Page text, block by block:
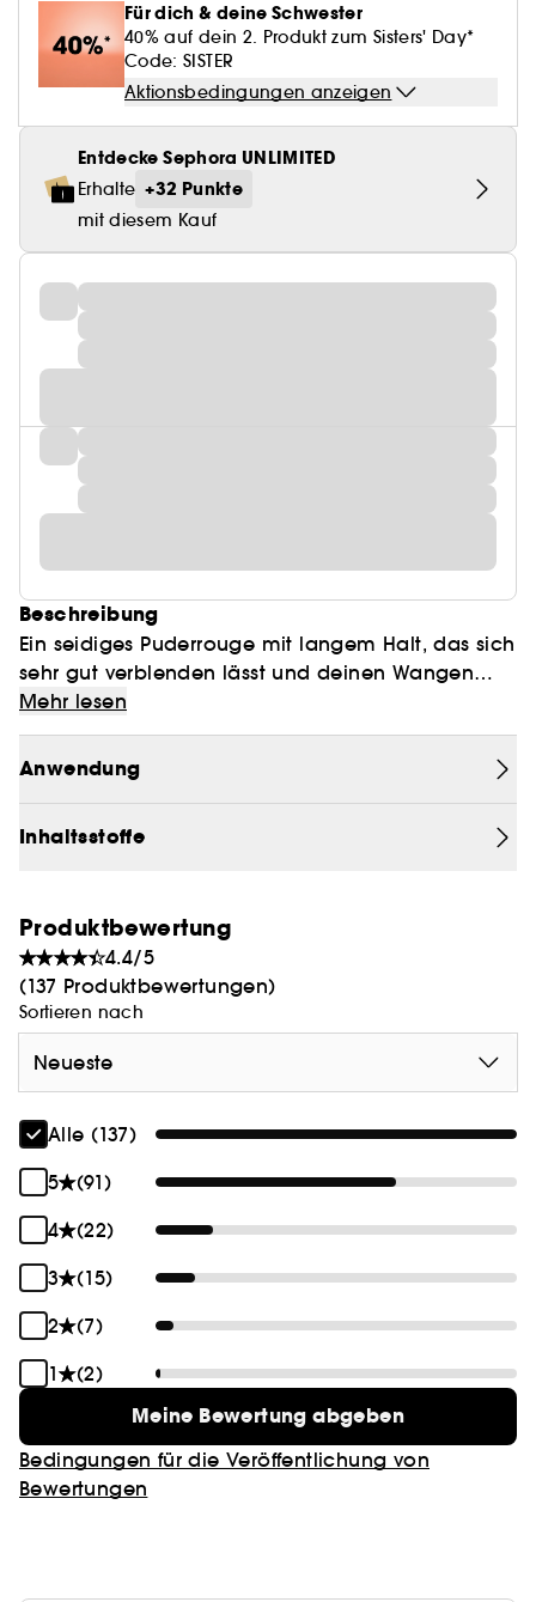
Für dich & deine Schwester
40% auf dein 2. Produkt zum Sisters' Day*
Code: SISTER
Aktionsbedingungen anzeigen
Entdecke Sephora UNLIMITED
Erhalte +32 Punkte
mit diesem Kauf
Beschreibung
Ein seidiges Puderrouge mit langem Halt, das sich
sehr gut verblenden lässt und deinen Wangen
sofort einen Hauch Farbe verleiht, wobei es den
Teint aufhellt und verschönert.
Die luxuriöse und seidige Formel gleitet über die
und mühelos verwischen. Sie enthält mikronisierte
langanhaltende Farbe und Komfort.
Grausamkeitsfreie Formel.
POPPY PINK - Leuchtendes Rosa
WILDBERRY - Tiefe Beere
Mehr lesen
Anwendung
Inhaltsstoffe
Produktbewertung
4.4/5
(137 Produktbewertungen)
Sortieren nach
Neueste
Alle (137)
5
(91)
4
(22)
3
(15)
2
(7)
1
(2)
Meine Bewertung abgeben
Bedingungen für die Veröffentlichung von
Bewertungen